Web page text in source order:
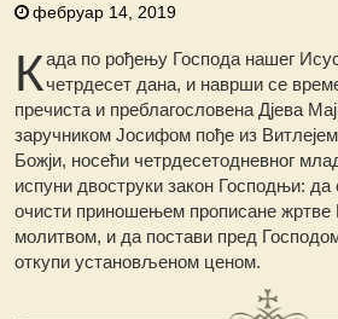
фебруар 14, 2019
Када пo рођењу Господа нашег
четрдесет дана, и наврши се
пречиста и преблагословена Дјева
заручником Јосифом пође из
Божји, носећи четрдесетодневног
испуни двоструки закон Господњи: да
очисти приношењем прописане жртве
молитвом, и да постави пред
откупи установљеном ценом.